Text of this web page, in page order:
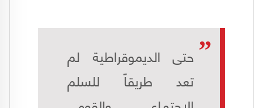
حتى الديموقراطية لم
تعد طريقاً للسلم